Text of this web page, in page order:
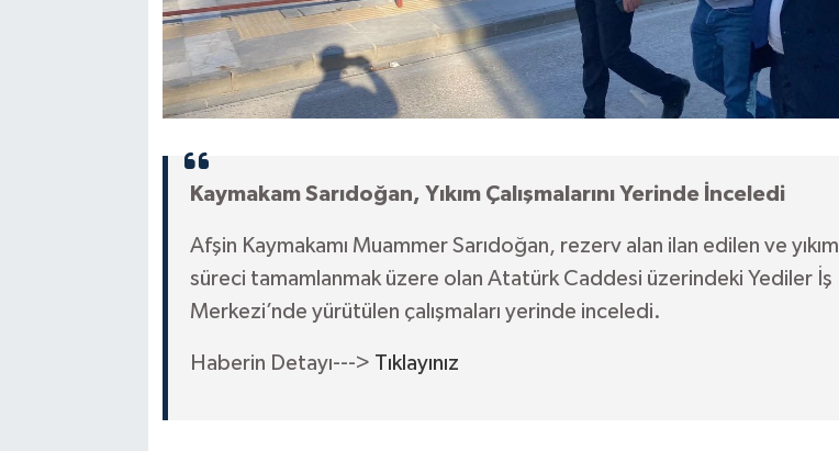
Kaymakam Sarıdoğan, Yıkım Çalışmalarını Yerinde İnceledi
Afşin Kaymakamı Muammer Sarıdoğan, rezerv alan ilan edilen ve yıkım
süreci tamamlanmak üzere olan Atatürk Caddesi üzerindeki Yediler İş
Merkezi’nde yürütülen çalışmaları yerinde inceledi.
Haberin Detayı---> Tıklayınız